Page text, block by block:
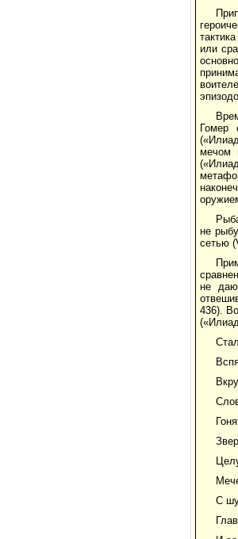
или
Гомер
мечом
не
сетью
не
436).
С